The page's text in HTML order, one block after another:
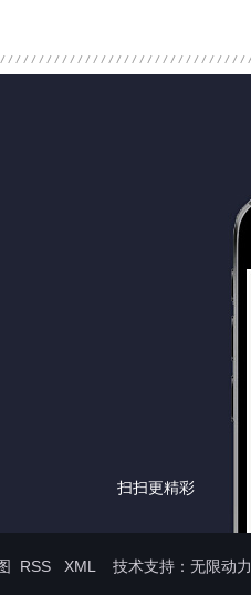
扫扫更精彩
RSS XML 技术支持： 无限动力